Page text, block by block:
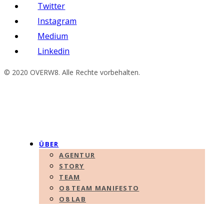
Twitter
Instagram
Medium
Linkedin
© 2020 OVERW8. Alle Rechte vorbehalten.
ÜBER
AGENTUR
STORY
TEAM
O8 TEAM MANIFESTO
O8 LAB